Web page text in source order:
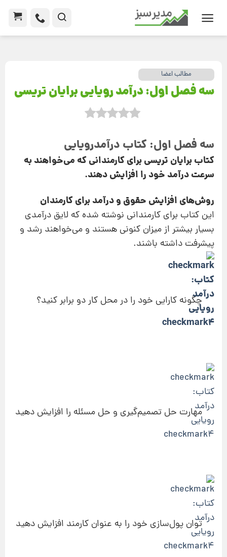
مطالب اعضا
سه فصل اول: درآمد رویایی برایان تریسی
سه فصل اول: کتاب درآمدرویایی
کتاب برایان تریسیبرای کارمندانی که می‌خواهند به
سرعت درآمد خود را افزایش دهند.
روش‌های افزایش حقوق و درآمد برای کارمندان
این کتاب برای کارمندانی نوشته شده که لایق درآمدی
بسیار بیشتر از میزان کنونی هستند و می‌خواهند رشد و
پیشرفت داشته باشند.
چگونه کارایی خود را در محل کار دو برابر کنید؟
مهارت حل تصمیم‌گیری و حل مسئله را افزایش دهید
توان پول‌سازی خود را به عنوان کارمند افزایش دهید